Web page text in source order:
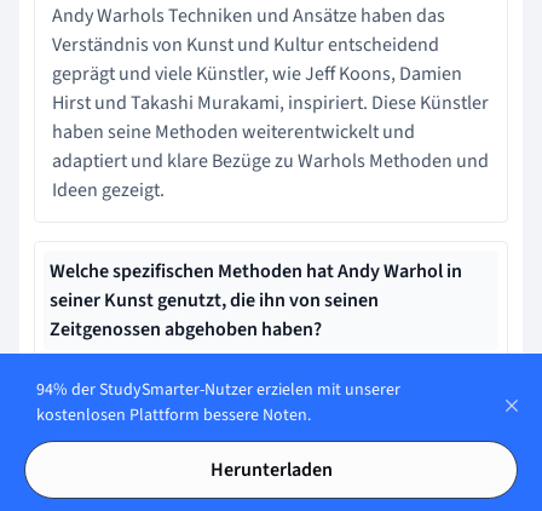
Andy Warhols Techniken und Ansätze haben das
Verständnis von Kunst und Kultur entscheidend
geprägt und viele Künstler, wie Jeff Koons, Damien
Hirst und Takashi Murakami, inspiriert. Diese Künstler
haben seine Methoden weiterentwickelt und
adaptiert und klare Bezüge zu Warhols Methoden und
Ideen gezeigt.
Welche spezifischen Methoden hat Andy Warhol in
seiner Kunst genutzt, die ihn von seinen
Zeitgenossen abgehoben haben?
Reproduktionstechniken bedient, um alltägliche
Gegenstände und Konsumprodukte in Kunstwerke zu
transformieren. Außerdem nutzte er gezielt den
94% der StudySmarter-Nutzer erzielen mit unserer
kostenlosen Plattform bessere Noten.
Herunterladen